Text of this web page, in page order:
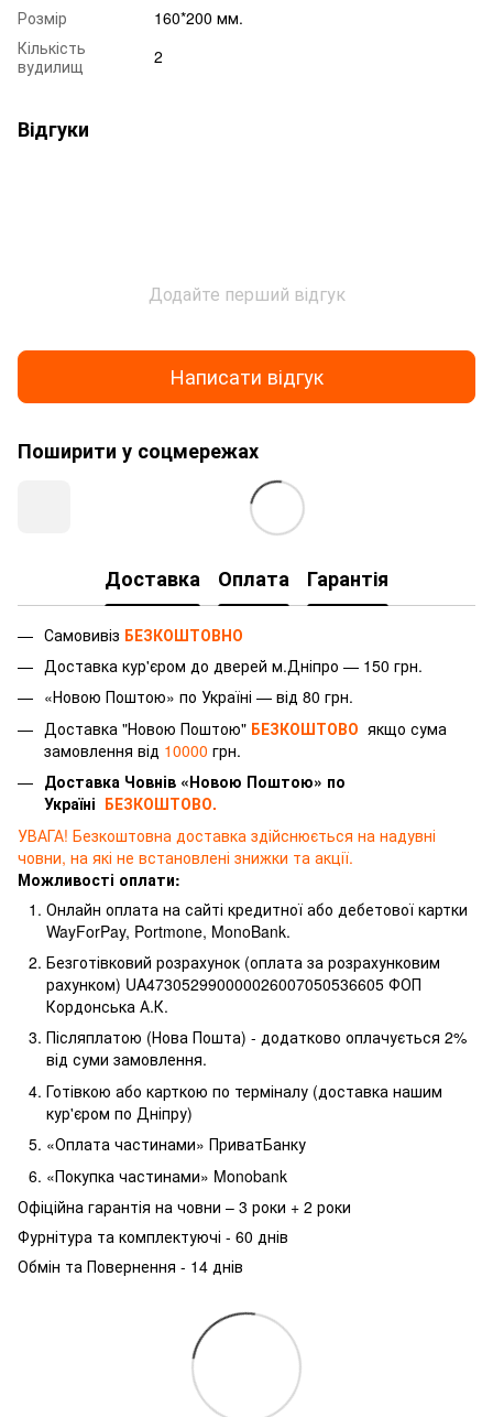
Розмір
160*200 мм.
Кількість
вудилищ
2
Відгуки
Додайте перший відгук
Написати відгук
Поширити у соцмережах
Доставка Оплата Гарантія
Самовивіз БЕЗКОШТОВНО
Доставка кур'єром до дверей м.Дніпро — 150 грн.
«Новою Поштою» по Україні — від 80 грн.
Доставка "Новою Поштою" БЕЗКОШТОВО якщо сума
замовлення від 10000 грн.
Доставка Човнів «Новою Поштою» по
Україні БЕЗКОШТОВО.
УВАГА! Безкоштовна доставка здійснюється на надувні
човни, на які не встановлені знижки та акції.
Можливості оплати:
Онлайн оплата на сайті кредитної або дебетової картки
WayForPay, Portmone, MonoBank.
Безготівковий розрахунок (оплата за розрахунковим
рахунком) UA473052990000026007050536605 ФОП
Кордонська А.К.
Післяплатою (Нова Пошта) - додатково оплачується 2%
від суми замовлення.
Готівкою або карткою по терміналу (доставка нашим
кур'єром по Дніпру)
«Оплата частинами» ПриватБанку
«Покупка частинами» Monobank
Офіційна гарантія на човни – 3 роки + 2 роки
Фурнітура та комплектуючі - 60 днів
Обмін та Повернення - 14 днів